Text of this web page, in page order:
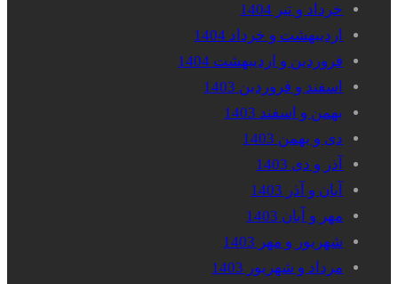
خرداد و تیر 1404
اردیبهشت و خرداد 1404
فروردین و اردیبهشت 1404
اسفند و فروردین 1403
بهمن و اسفند 1403
دی و بهمن 1403
آذر و دی 1403
آبان و آذر 1403
مهر و آبان 1403
شهریور و مهر 1403
مرداد و شهریور 1403